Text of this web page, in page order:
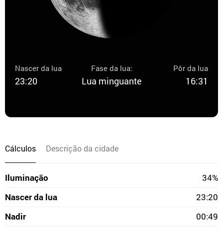
Nascer da lua
23:20
Fase da lua:
Lua minguante
Pôr da lua
16:31
Cálculos Descrição da cidade
Iluminação
34%
Nascer da lua
23:20
Nadir
00:49